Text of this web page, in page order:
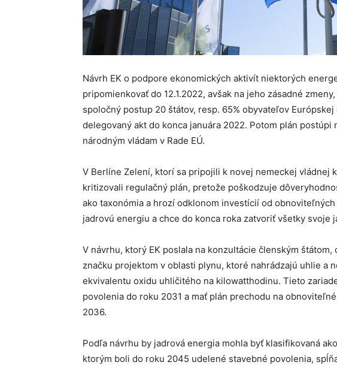
Návrh EK o podpore ekonomických aktivít niektorých
pripomienkovať do 12.1.2022, avšak na jeho zásadné
spoločný postup 20 štátov, resp. 65% obyvateľov
delegovaný akt do konca januára 2022. Potom plán
národným vládam v Rade EÚ.
V Berlíne Zelení, ktorí sa pripojili k novej nemeckej vládnej
kritizovali regulačný plán, pretože poškodzuje
ako taxonómia a hrozí odklonom investícií od
jadrovú energiu a chce do konca roka zatvoriť všetky svoje
V návrhu, ktorý EK poslala na konzultácie členským
značku projektom v oblasti plynu, ktoré nahrádzajú uhlie a
ekvivalentu oxidu uhličitého na kilowatthodinu. Tieto
povolenia do roku 2031 a mať plán prechodu na
2036.
Podľa návrhu by jadrová energia mohla byť klasifikovaná
ktorým boli do roku 2045 udelené stavebné povolenia,